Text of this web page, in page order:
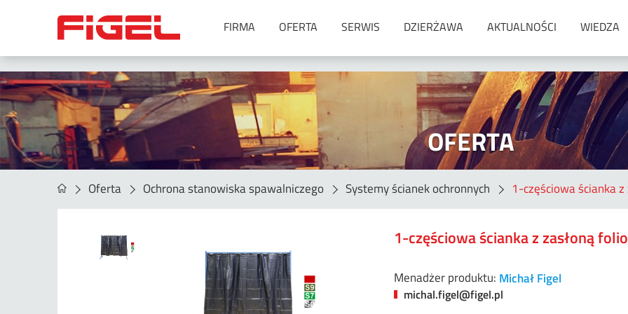
FIRMA OFERTA
Urządzenia do spawania
Metoda MIG/MAG
Metoda MMA
Metoda SAW
Metoda TIG
Metoda TIG oraz MIG/MAG –
spawanie orbitalne
Akcesoria
Agregaty spawalnicze
Materiały spawalnicze
Druty lite do spawania MIG/MAG
Druty rdzeniowe
Materiały do lutowania
Elektrody otulone do spawania
Materiały do napawania
topnikiem (SAW)
Podkładki ceramiczne
Pręty do spawania TIG
Elektrody węglowe
SERWIS DZIERŻAWA AKTUALNOŚCI WIEDZA
OFERTA
Oferta Ochrona stanowiska spawalniczego Systemy ścianek ochronnych 1-częściowa ścianka
1-częściowa ścianka z zasłoną
Menadżer produktu: Michał Figel
michal.figel@figel.pl